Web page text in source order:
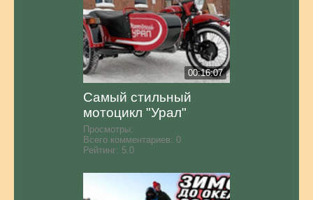
00:16:07
Самый стильный
мотоцикл "Урал"
Просмотры:
Всего комментариев: 0
Рейтинг: 5.0